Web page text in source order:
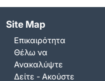
Site Map
Επικαιρότητα
Θέλω να
Ανακαλύψτε
Δείτε - Ακούστε